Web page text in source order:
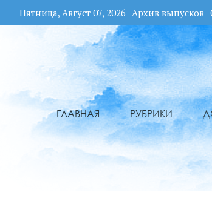
Пятница, Август 07, 2026 Архив выпусков
ГЛАВНАЯ РУБРИКИ